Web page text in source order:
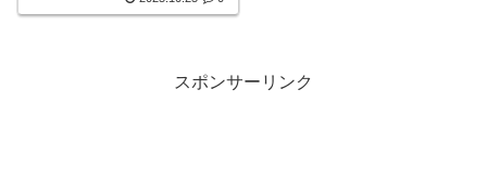
持ちで出発の準備をしていると
き、私たちは「今日は何をしよ
ングモール、久しぶりのドライ
ブ。どれも“平和な日常”の象徴
スポンサーリンク